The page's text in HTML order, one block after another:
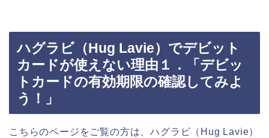
ハグラビ（Hug Lavie）でデビット
カードが使えない理由１．「デビッ
トカードの有効期限の確認してみよ
う！」
こちらのページをご覧の方は、ハグラビ（Hug Lavie）